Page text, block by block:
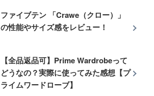
ファイブテン 「Crawe（クロー）」
の性能やサイズ感をレビュー！
【全品返品可】Prime Wardrobeって
どうなの？実際に使ってみた感想【プ
ライムワードローブ】